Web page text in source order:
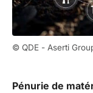
© QDE - Aserti
Pénurie de